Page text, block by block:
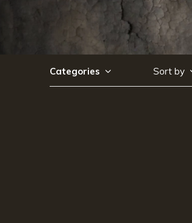
Categories Sort by